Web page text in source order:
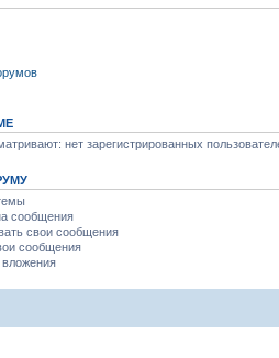
нет зарегистрированных
сообщения
свои сообщения
сообщения
вложения